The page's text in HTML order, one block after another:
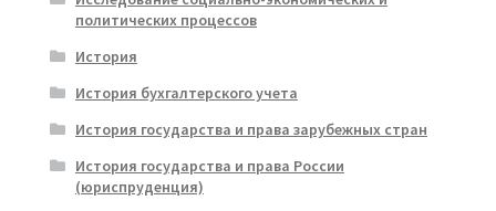
политических процессов
История
История бухгалтерского учета
История государства и права зарубежных стран
История государства и права России
(юриспруденция)